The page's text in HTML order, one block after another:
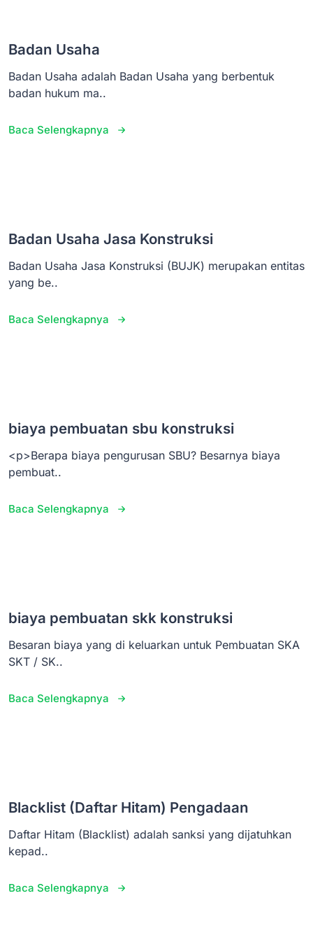
Badan Usaha
Badan Usaha adalah Badan Usaha yang berbentuk
badan hukum ma..
Baca Selengkapnya
Badan Usaha Jasa Konstruksi
Badan Usaha Jasa Konstruksi (BUJK) merupakan entitas
yang be..
Baca Selengkapnya
biaya pembuatan sbu konstruksi
<p>Berapa biaya pengurusan SBU? Besarnya biaya
pembuat..
Baca Selengkapnya
biaya pembuatan skk konstruksi
Besaran biaya yang di keluarkan untuk Pembuatan SKA
SKT / SK..
Baca Selengkapnya
Blacklist (Daftar Hitam) Pengadaan
Daftar Hitam (Blacklist) adalah sanksi yang dijatuhkan
kepad..
Baca Selengkapnya